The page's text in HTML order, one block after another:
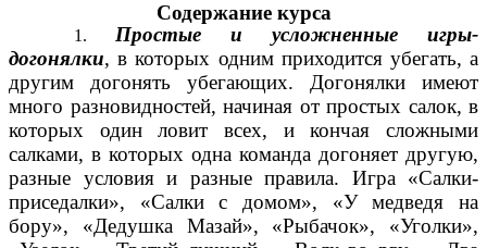
Содержание курса
Простые и усложненные игры-
догонялки, в которых одним приходится убегать, а
другим догонять убегающих. Догонялки имеют
много разновидностей, начиная от простых салок, в
которых один ловит всех, и кончая сложными
салками, в которых одна команда догоняет другую,
разные условия и разные правила. Игра «Салки-
приседалки», «Салки с домом», «У медведя на
бору», «Дедушка Мазай», «Рыбачок», «Уголки»,